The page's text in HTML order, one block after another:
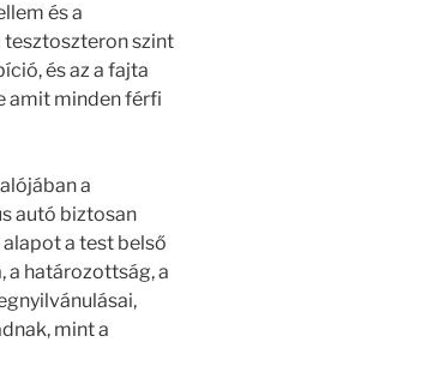
és a
tesztoszteron szint
és az a fajta
amit minden férfi
a
autó biztosan
a test belső
a határozottság, a
mint a